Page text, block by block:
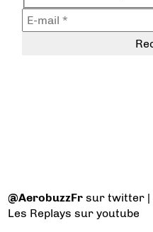
@AerobuzzFr sur twitter |
Les Replays sur youtube